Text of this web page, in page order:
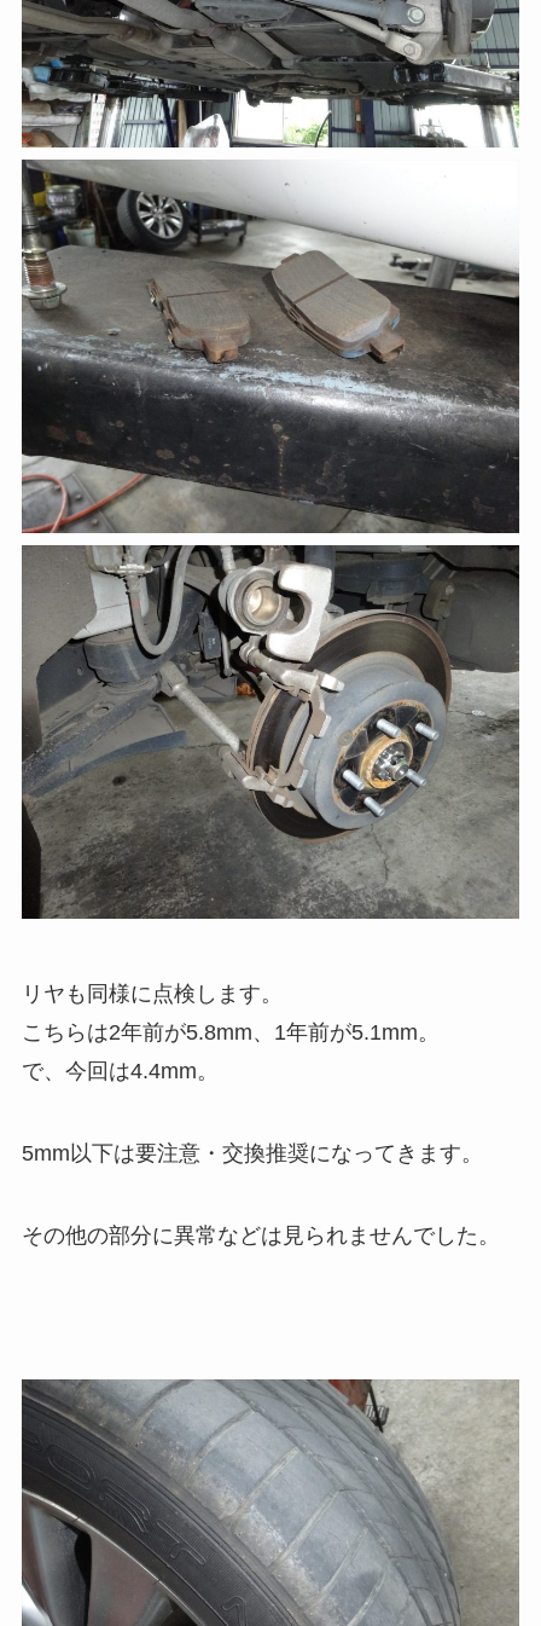
リヤも同様に点検します。
こちらは2年前が5.8mm、1年前が5.1mm。
で、今回は4.4mm。
5mm以下は要注意・交換推奨になってきます。
その他の部分に異常などは見られませんでした。